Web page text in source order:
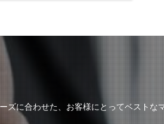
に合わせた、お客様にとってベストな